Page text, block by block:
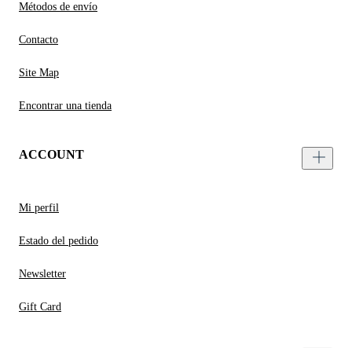
Métodos de envío
Contacto
Site Map
Encontrar una tienda
ACCOUNT
Mi perfil
Estado del pedido
Newsletter
Gift Card